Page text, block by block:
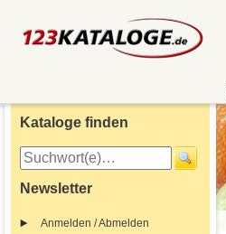
Kataloge finden
Newsletter
Anmelden / Abmelden